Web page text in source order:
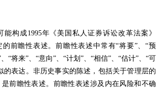
构成1995年《美国私人证券诉讼改革法案》
的前瞻性表述。前瞻性表述中常有“将要”、“预
“将来”、“意向”、“计划”、“相信”、“估计”、“可
的表达。非历史事实的陈述，包括关于管理层的
前瞻性表述。前瞻性表述涉及内在风险和不确